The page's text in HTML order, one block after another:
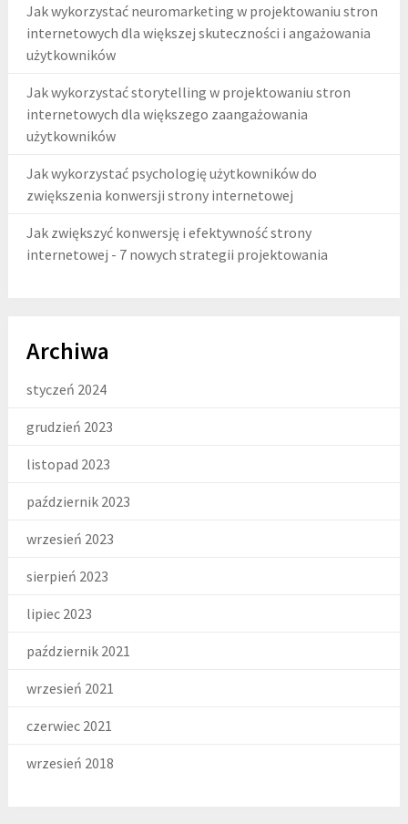
Jak wykorzystać neuromarketing w projektowaniu stron
internetowych dla większej skuteczności i angażowania
użytkowników
Jak wykorzystać storytelling w projektowaniu stron
internetowych dla większego zaangażowania
użytkowników
Jak wykorzystać psychologię użytkowników do
zwiększenia konwersji strony internetowej
Jak zwiększyć konwersję i efektywność strony
internetowej - 7 nowych strategii projektowania
Archiwa
styczeń 2024
grudzień 2023
listopad 2023
październik 2023
wrzesień 2023
sierpień 2023
lipiec 2023
październik 2021
wrzesień 2021
czerwiec 2021
wrzesień 2018